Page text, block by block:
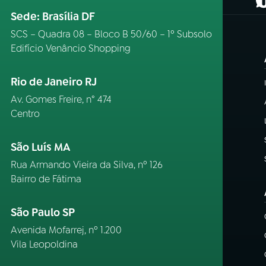
Sede: Brasília DF
SCS – Quadra 08 – Bloco B 50/60 – 1º Subsolo
Edifício Venâncio Shopping
Rio de Janeiro RJ
Av. Gomes Freire, n° 474
Centro
São Luís MA
Rua Armando Vieira da Silva, nº 126
Bairro de Fátima
São Paulo SP
Avenida Mofarrej, nº 1.200
Vila Leopoldina